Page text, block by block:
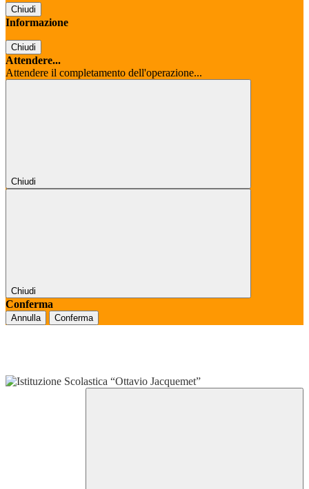
Chiudi
Informazione
Chiudi
Attendere...
Attendere il completamento dell'operazione...
Chiudi
Chiudi
Conferma
Annulla Conferma